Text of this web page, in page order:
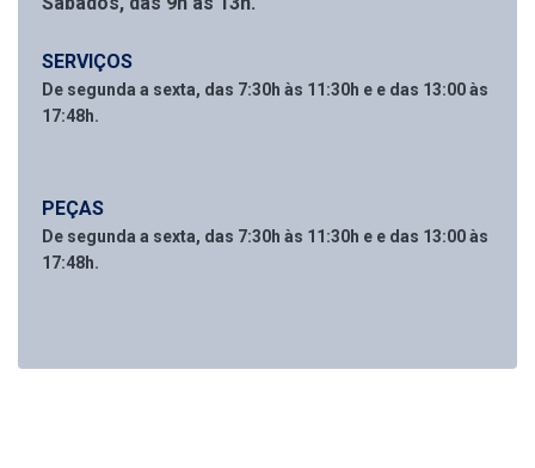
SERVIÇOS
De segunda a sexta, das 7:30h às 11:30h e e das 13:00 às
17:48h.
PEÇAS
De segunda a sexta, das 7:30h às 11:30h e e das 13:00 às
17:48h.